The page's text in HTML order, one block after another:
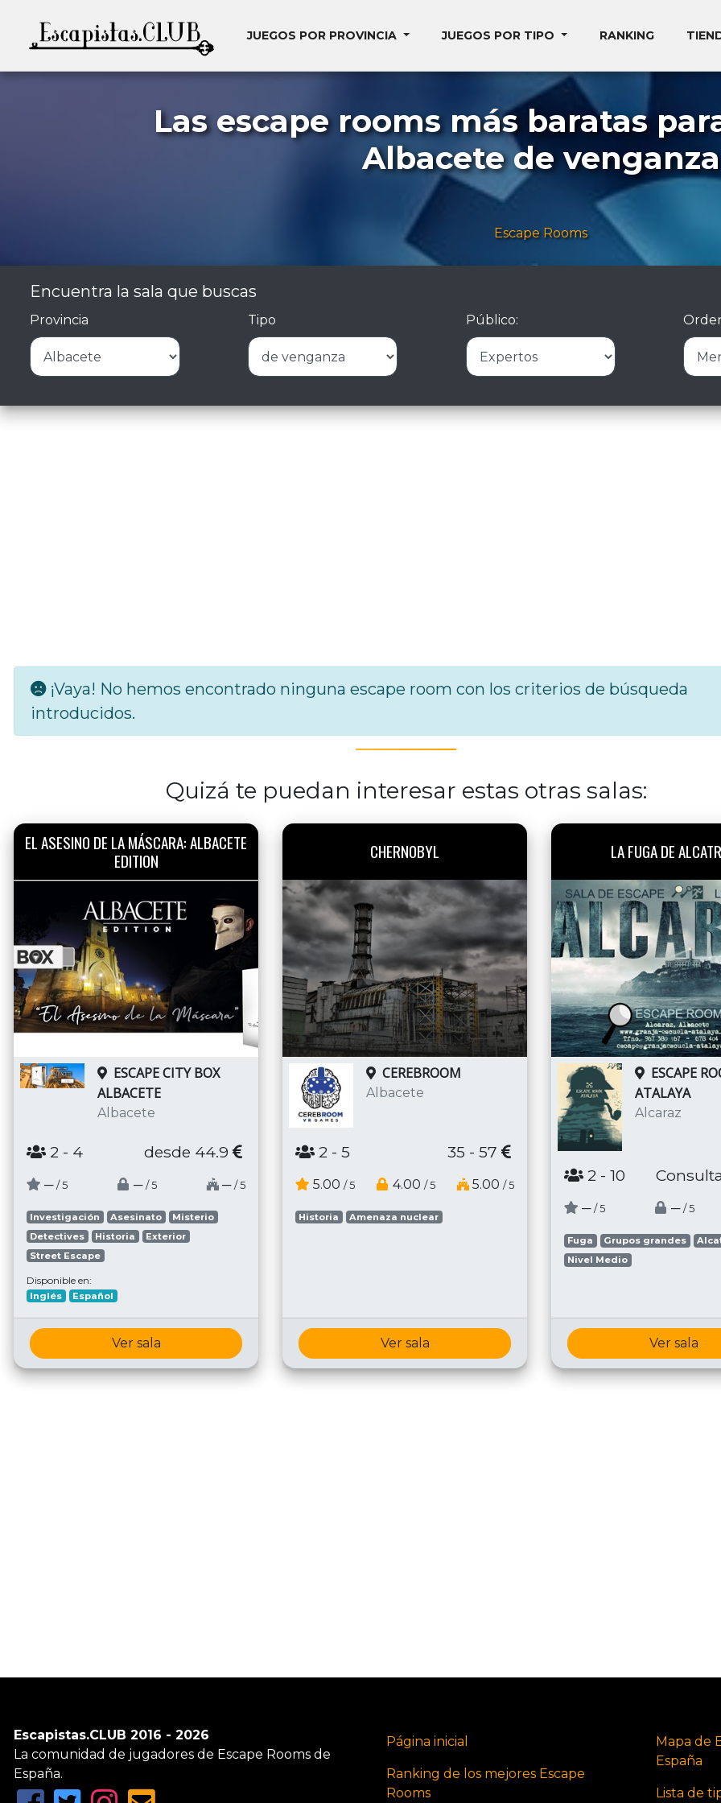
JUEGOS POR PROVINCIA JUEGOS POR TIPO RANKING
Las escape rooms más baratas
Albacete de venganza
Escape Rooms
Encuentra la sala que buscas
Provincia Tipo Público:
¡Vaya! No hemos encontrado ninguna escape room con los criterios de búsqueda
introducidos.
Quizá te puedan interesar estas otras salas:
EL ASESINO DE LA MÁSCARA: ALBACETE
EDITION
ESCAPE CITY BOX
ALBACETE
Albacete
2 - 4 desde 44.9
─ / 5 ─ / 5 ─ / 5
Investigación Asesinato
Misterio
Detectives
Historia
Exterior
Street Escape
Disponible en:
Inglés Español
Ver sala
CHERNOBYL
CEREBROOM
Albacete
2 - 5 35 - 57
5.00 / 5 4.00 / 5 5.00 / 5
Historia Amenaza nuclear
Ver sala
LA FUGA DE
ESCAPE
ATALAYA
Alcaraz
2 - 10
─ / 5 ─ / 5
Fuga Grupos grandes
Nivel Medio
Ver sala
Escapistas.CLUB 2016 - 2026
La comunidad de jugadores de Escape Rooms de
España.
Página inicial
Ranking de los mejores Escape
Rooms
Mapa de
España
Lista de